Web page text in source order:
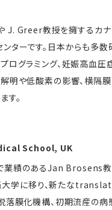
J. Greer教授を擁するカ
ターです。日本からも多数
ログラミング、妊娠高血圧
明や低酸素の影響、横隔
す。
School, UK
業績のあるJan Brosens
学に移り、新たな
落膜化機構、初期流産の